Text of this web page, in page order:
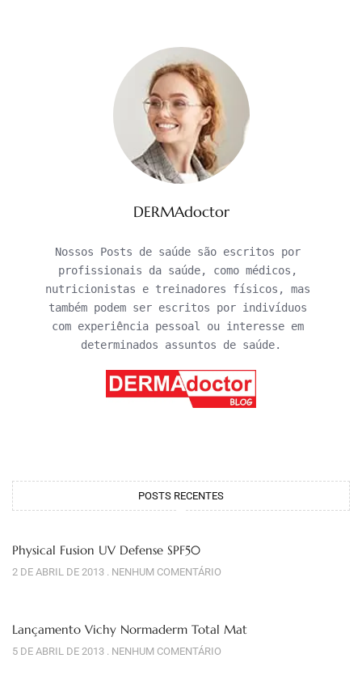
DERMAdoctor
Nossos Posts de saúde são escritos por
profissionais da saúde, como médicos,
nutricionistas e treinadores físicos, mas
também podem ser escritos por indivíduos
com experiência pessoal ou interesse em
determinados assuntos de saúde.
POSTS RECENTES
Physical Fusion UV Defense SPF50
2 DE ABRIL DE 2013 NENHUM COMENTÁRIO
Lançamento Vichy Normaderm Total Mat
5 DE ABRIL DE 2013 NENHUM COMENTÁRIO